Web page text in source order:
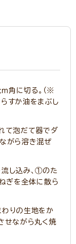
角に切る。（※
すか油をまぶし
て泡だて器でダ
がら溶き混ぜ
し込み、①のた
ねぎを全体に散ら
りの生地をか
せながら丸く焼